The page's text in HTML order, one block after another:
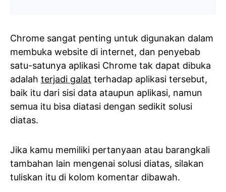
Chrome sangat penting untuk digunakan dalam
membuka website di internet, dan penyebab
satu-satunya aplikasi Chrome tak dapat dibuka
adalah terjadi galat terhadap aplikasi tersebut,
baik itu dari sisi data ataupun aplikasi, namun
semua itu bisa diatasi dengan sedikit solusi
diatas.
Jika kamu memiliki pertanyaan atau barangkali
tambahan lain mengenai solusi diatas, silakan
tuliskan itu di kolom komentar dibawah.